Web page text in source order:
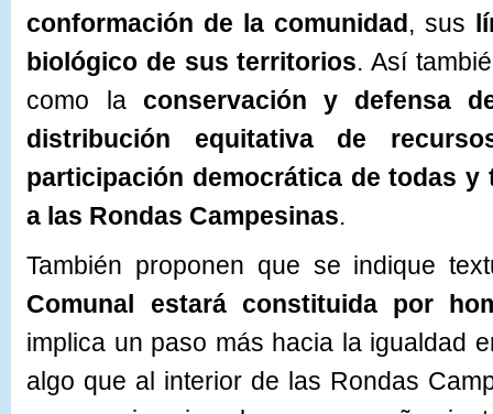
conformación de la comunidad, sus
biológico de sus territorios. Así
como la conservación y defensa
distribución equitativa de
participación democrática de todas y
a las Rondas Campesinas.
También proponen que se indique
Comunal estará constituida por
implica un paso más hacia la igualdad
algo que al interior de las Rondas